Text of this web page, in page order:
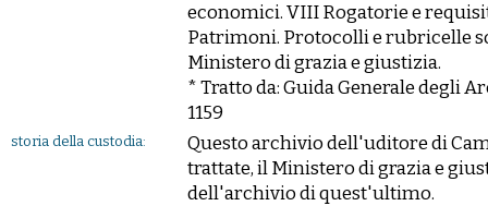
economici. VIII Rogatorie e
Patrimoni. Protocolli e rubricelle
Ministero di grazia e giustizia.
* Tratto da: Guida Generale degli
1159
storia della custodia:
Questo archivio dell'uditore di
trattate, il Ministero di grazia e
dell'archivio di quest'ultimo.